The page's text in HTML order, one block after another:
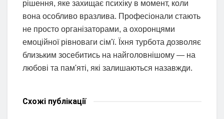
рішення, яке захищає психіку в момент, коли
вона особливо вразлива. Професіонали стають
не просто організаторами, а охоронцями
емоційної рівноваги сім'ї. Їхня турбота дозволяє
близьким зосебитись на найголовнішому — на
любові та пам'яті, які залишаються назавжди.
Схожі публікації